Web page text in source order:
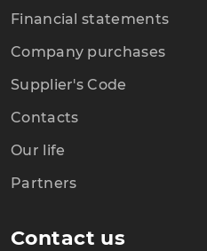
Financial statements
Company purchases
Supplier's Code
Contacts
Our life
Partners
Contact us